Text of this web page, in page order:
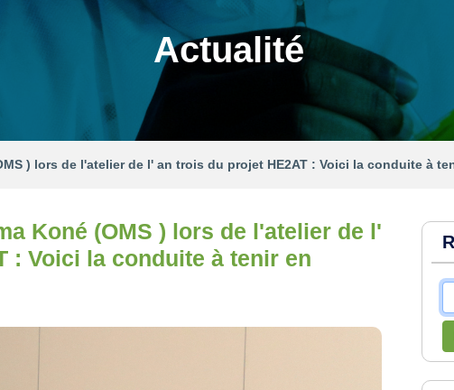
Actualité
) lors de l'atelier de l' an trois du projet HE2AT : Voici la conduite à
Koné (OMS ) lors de l'atelier de l'
: Voici la conduite à tenir en